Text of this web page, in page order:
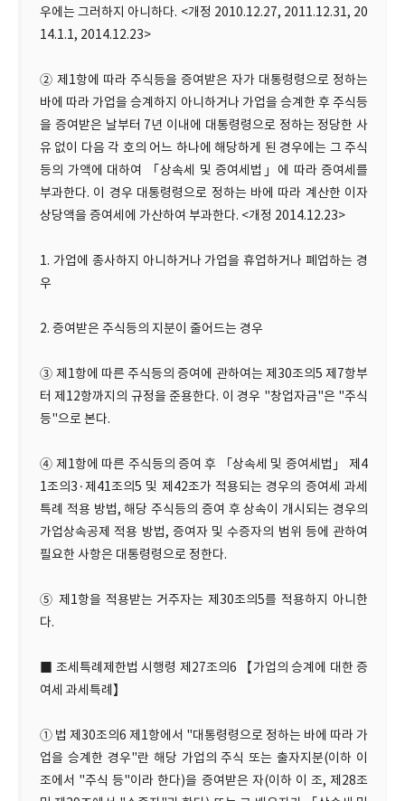
우에는 그러하지 아니하다. <개정 2010.12.27, 2011.12.31, 20
14.1.1, 2014.12.23>
② 제1항에 따라 주식등을 증여받은 자가 대통령령으로 정하는
바에 따라 가업을 승계하지 아니하거나 가업을 승계한 후 주식등
을 증여받은 날부터 7년 이내에 대통령령으로 정하는 정당한 사
유 없이 다음 각 호의 어느 하나에 해당하게 된 경우에는 그 주식
등의 가액에 대하여 「상속세 및 증여세법」에 따라 증여세를
부과한다. 이 경우 대통령령으로 정하는 바에 따라 계산한 이자
상당액을 증여세에 가산하여 부과한다. <개정 2014.12.23>
1. 가업에 종사하지 아니하거나 가업을 휴업하거나 폐업하는 경
우
2. 증여받은 주식등의 지분이 줄어드는 경우
③ 제1항에 따른 주식등의 증여에 관하여는 제30조의5 제7항부
터 제12항까지의 규정을 준용한다. 이 경우 "창업자금"은 "주식
등"으로 본다.
④ 제1항에 따른 주식등의 증여 후 「상속세 및 증여세법」 제4
1조의3·제41조의5 및 제42조가 적용되는 경우의 증여세 과세
특례 적용 방법, 해당 주식등의 증여 후 상속이 개시되는 경우의
가업상속공제 적용 방법, 증여자 및 수증자의 범위 등에 관하여
필요한 사항은 대통령령으로 정한다.
⑤ 제1항을 적용받는 거주자는 제30조의5를 적용하지 아니한
다.
■ 조세특례제한법 시행령 제27조의6 【가업의 승계에 대한 증
여세 과세특례】
① 법 제30조의6 제1항에서 "대통령령으로 정하는 바에 따라 가
업을 승계한 경우"란 해당 가업의 주식 또는 출자지분(이하 이
조에서 "주식 등"이라 한다)을 증여받은 자(이하 이 조, 제28조